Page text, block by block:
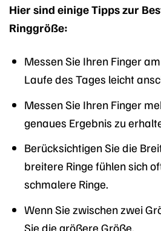
Hier sind einige Tipps zur
Ringgröße:
Messen Sie Ihren Finger
Laufe des Tages leicht
Messen Sie Ihren Finger
genaues Ergebnis zu
Berücksichtigen Sie die
breitere Ringe fühlen sich
schmalere Ringe.
Wenn Sie zwischen zwei
Sie die größere Größe.